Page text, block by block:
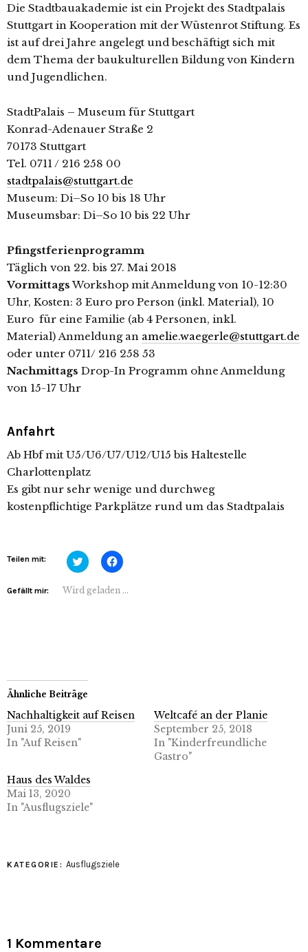
Die Stadtbauakademie ist ein Projekt des Stadtpalais
Stuttgart in Kooperation mit der Wüstenrot Stiftung. Es
ist auf drei Jahre angelegt und beschäftigt sich mit
dem Thema der baukulturellen Bildung von Kindern
und Jugendlichen.
StadtPalais – Museum für Stuttgart
Konrad-Adenauer Straße 2
70173 Stuttgart
Tel. 0711 / 216 258 00
stadtpalais@stuttgart.de
Museum: Di–So 10 bis 18 Uhr
Museumsbar: Di–So 10 bis 22 Uhr
Pfingstferienprogramm
Täglich von 22. bis 27. Mai 2018
VormittagsWorkshop mit Anmeldung von 10-12:30
Uhr, Kosten: 3 Euro pro Person (inkl. Material), 10
Euro für eine Familie (ab 4 Personen, inkl.
Material) Anmeldung an amelie.waegerle@stuttgart.de
oder unter 0711/ 216 258 53
Nachmittags Drop-In Programm ohne Anmeldung
von 15-17 Uhr
Anfahrt
Ab Hbf mit U5/U6/U7/U12/U15 bis Haltestelle
Charlottenplatz
Es gibt nur sehr wenige und durchweg
kostenpflichtige Parkplätze rund um das Stadtpalais
Teilen mit: Klick,
um
Twitter
zu
Klick,
um
Facebook
zu
Gefällt mir: Wird geladen …
Ähnliche Beiträge
Nachhaltigkeit auf Reisen
Juni 25, 2019
In "Auf Reisen"
Weltcafé an der Planie
September 25, 2018
In "Kinderfreundliche
Gastro"
Haus des Waldes
Mai 13, 2020
In "Ausflugsziele"
KATEGORIE: Ausflugsziele
1 Kommentare